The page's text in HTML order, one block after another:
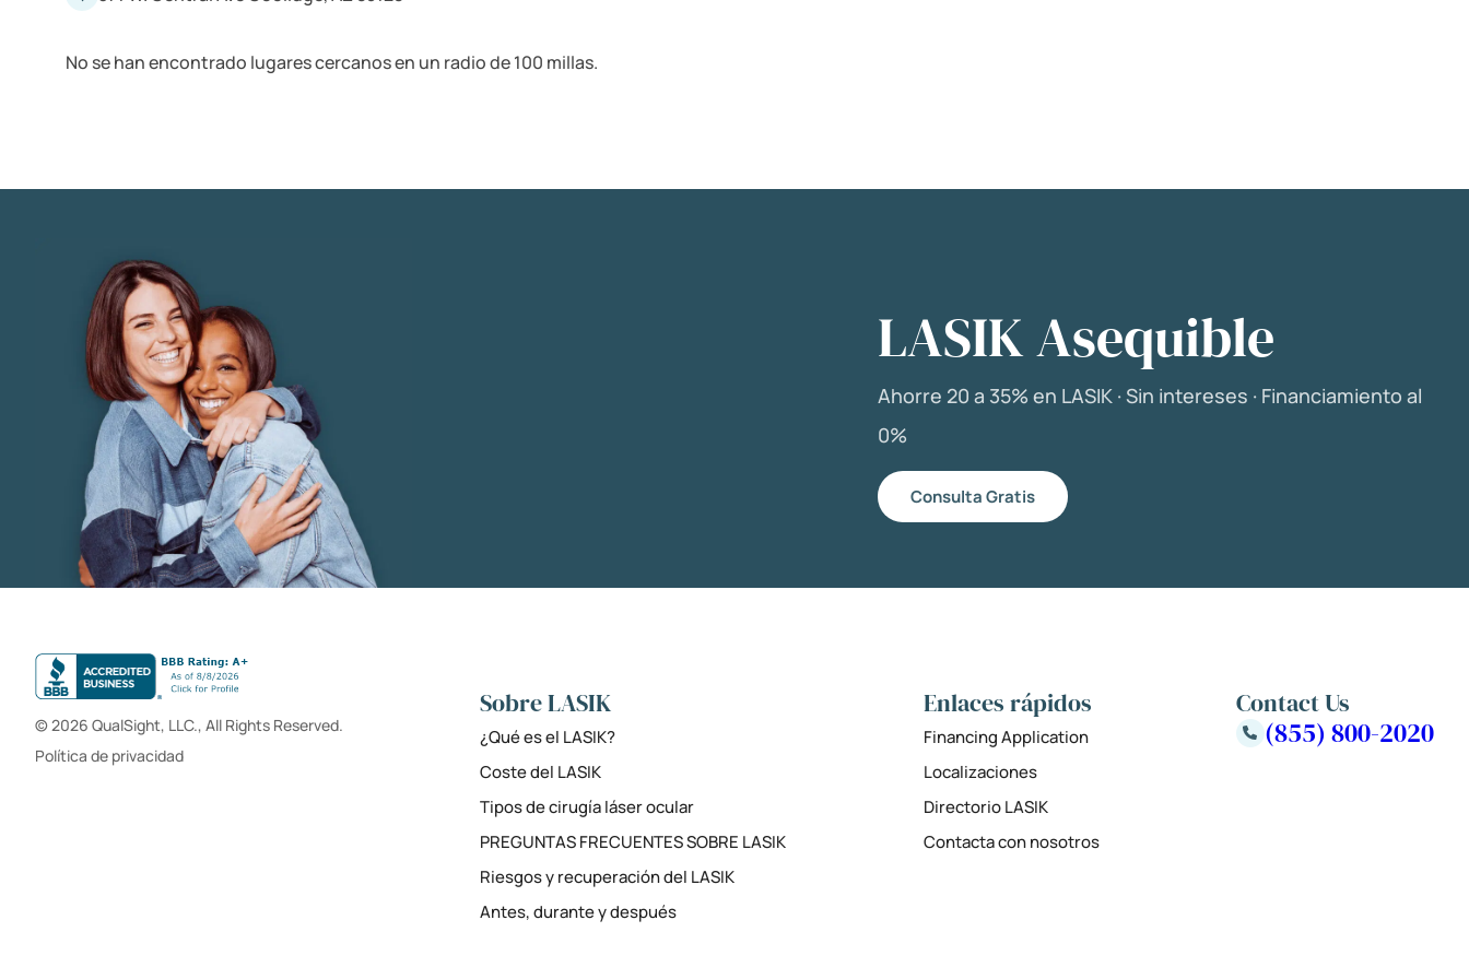
No se han encontrado lugares cercanos en un radio de 100 millas.
LASIK Asequible
Ahorre 20 a 35% en LASIK · Sin intereses · Financiamiento al
0%
Consulta Gratis
© 2026 QualSight, LLC., All Rights Reserved.
Política de privacidad
Sobre LASIK
¿Qué es el LASIK?
Coste del LASIK
Tipos de cirugía láser ocular
PREGUNTAS FRECUENTES SOBRE LASIK
Riesgos y recuperación del LASIK
Antes, durante y después
Enlaces rápidos
Financing Application
Localizaciones
Directorio LASIK
Contacta con nosotros
Contact Us
(855) 800-2020